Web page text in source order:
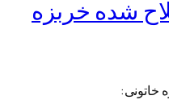
شده خربزه
خاتونی: